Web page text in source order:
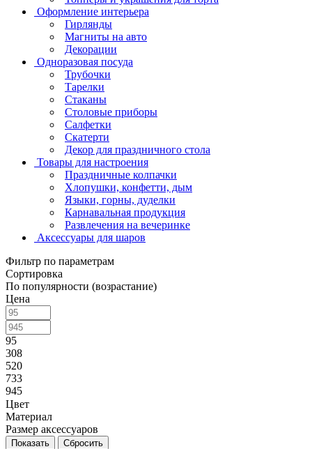
Оформление интерьера
Гирлянды
Магниты на авто
Декорации
Одноразовая посуда
Трубочки
Тарелки
Стаканы
Столовые приборы
Салфетки
Скатерти
Декор для праздничного стола
Товары для настроения
Праздничные колпачки
Хлопушки, конфетти, дым
Языки, горны, дуделки
Карнавальная продукция
Развлечения на вечеринке
Аксессуары для шаров
Фильтр по параметрам
Сортировка
По популярности (возрастание)
Цена
95
308
520
733
945
Цвет
Материал
Размер аксессуаров
Сбросить